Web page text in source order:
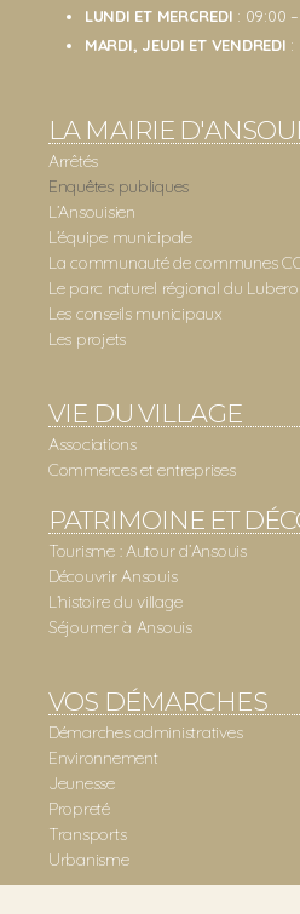
LUNDI ET MERCREDI : 09:00 –
MARDI, JEUDI ET VENDREDI :
LA MAIRIE
Arrêtés
Enquêtes publiques
L’Ansouisien
L’équipe municipale
La communauté de communes
Le parc naturel régional du
Les conseils municipaux
Les projets
VIE DU VILLAGE
Associations
Commerces et entreprises
PATRIMOINE ET
Tourisme : Autour d’Ansouis
Découvrir Ansouis
L’histoire du village
Séjourner à Ansouis
VOS DÉMARCHES
Démarches administratives
Environnement
Jeunesse
Propreté
Transports
Urbanisme